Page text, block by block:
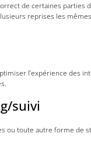
de certaines parties
reprises les
l’expérience des
suivi
ou toute autre forme de